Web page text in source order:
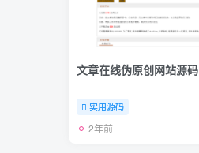
文章在线伪原创网站源码
实用源码
2年前